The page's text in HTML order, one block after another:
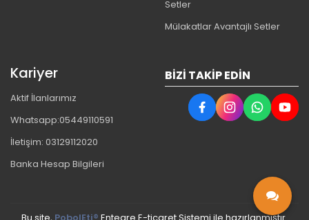
Setler
Mülakatlar Avantajlı Setler
Kariyer
Aktif İlanlarımız
Whatsapp:05449110591
İletişim: 03129112020
Banka Hesap Bilgileri
BIZI TAKIP EDIN